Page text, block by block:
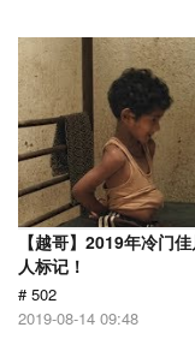
【越哥】2019年冷门
人标记！
# 502
2019-08-14 09:48